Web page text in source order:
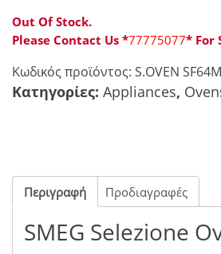
Out Of Stock.
Please Contact Us *77775077* For
Κωδικός προϊόντος: S.OVEN
Κατηγορίες: Appliances,
Περιγραφή Προδιαγραφές
SMEG Selezione